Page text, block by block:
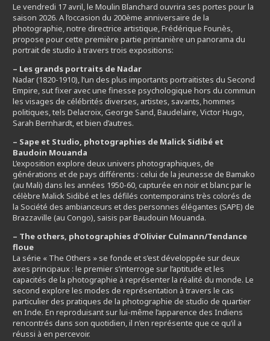
Le vendredi 17 avril, le Moulin Blanchard ouvrira ses portes pour la
saison 2026. A l’occasion du 200ème anniversaire de la
photographie, notre directrice artistique, Frédérique Founès,
propose pour cette première partie printanière un panorama du
portrait de studio à travers trois expositions:
– Les grands portraits de Nadar
Nadar (1820-1910), l’un des plus importants portraitistes du Second
Empire, sut fixer avec une finesse psychologique hors du commun
les visages de célébrités diverses, artistes, savants, hommes
politiques, tels Delacroix, George Sand, Baudelaire, Victor Hugo,
Sarah Bernhardt, et bien d’autres.
– Sape et Studio, photographies de Malick Sidibé et
Baudoin Mouanda
L’exposition explore deux univers photographiques, de
générations et de pays différents : celui de la jeunesse de Bamako
(au Mali) dans les années 1950-60, capturée en noir et blanc par le
célèbre Malick Sidibé et les défilés contemporains très colorés de
la Société des ambianceurs et des personnes élégantes (SAPE) de
Brazzaville (au Congo), saisis par Baudouin Mouanda.
– The others, photographies d’Olivier Culmann/Tendance
floue
La série « The Others » se fonde et s’est développée sur deux
axes principaux : le premier s’interroge sur l’aptitude et les
capacités de la photographie à représenter la réalité du monde. Le
second explore les modes de représentation à travers le cas
particulier des pratiques de la photographie de studio de quartier
en Inde. En reproduisant sur lui-même l’apparence des Indiens
rencontrés dans son quotidien, il n’en représente que ce qu’il a
réussi à en percevoir.